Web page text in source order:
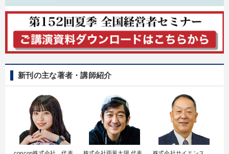
新刊の主な著者・講師紹介